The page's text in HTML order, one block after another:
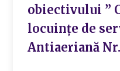
obiectivului ”
locuințe de
Antiaeriană